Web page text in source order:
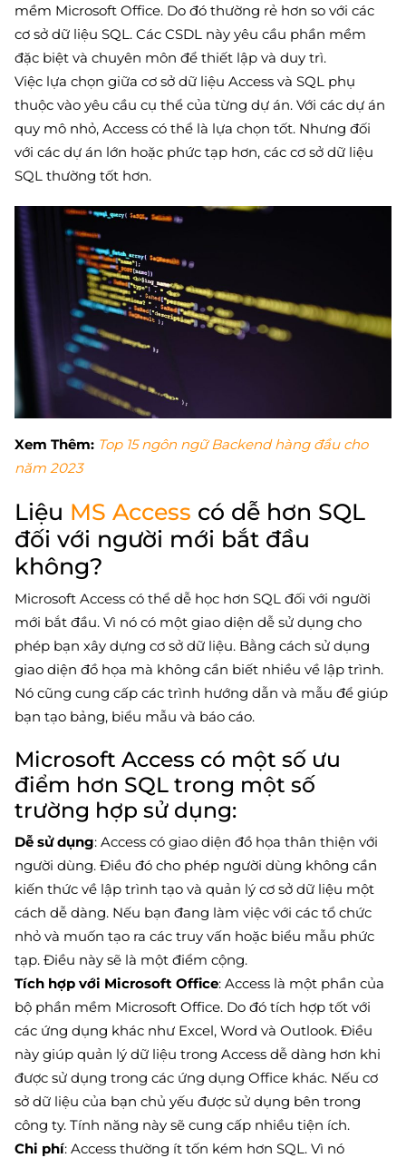
mềm Microsoft Office. Do đó thường rẻ hơn so với các
cơ sở dữ liệu SQL. Các CSDL này yêu cầu phần mềm
đặc biệt và chuyên môn để thiết lập và duy trì.
Việc lựa chọn giữa cơ sở dữ liệu Access và SQL phụ
thuộc vào yêu cầu cụ thể của từng dự án. Với các dự án
quy mô nhỏ, Access có thể là lựa chọn tốt. Nhưng đối
với các dự án lớn hoặc phức tạp hơn, các cơ sở dữ liệu
SQL thường tốt hơn.
Xem Thêm: Top 15 ngôn ngữ Backend hàng đầu cho
năm 2023
Liệu MS Access có dễ hơn SQL
đối với người mới bắt đầu
không?
Microsoft Access có thể dễ học hơn SQL đối với người
mới bắt đầu. Vì nó có một giao diện dễ sử dụng cho
phép bạn xây dựng cơ sở dữ liệu. Bằng cách sử dụng
giao diện đồ họa mà không cần biết nhiều về lập trình.
Nó cũng cung cấp các trình hướng dẫn và mẫu để giúp
bạn tạo bảng, biểu mẫu và báo cáo.
Microsoft Access có một số ưu
điểm hơn SQL trong một số
trường hợp sử dụng:
Dễ sử dụng: Access có giao diện đồ họa thân thiện với
người dùng. Điều đó cho phép người dùng không cần
kiến thức về lập trình tạo và quản lý cơ sở dữ liệu một
cách dễ dàng. Nếu bạn đang làm việc với các tổ chức
nhỏ và muốn tạo ra các truy vấn hoặc biểu mẫu phức
tạp. Điều này sẽ là một điểm cộng.
Tích hợp với Microsoft Office: Access là một phần của
bộ phần mềm Microsoft Office. Do đó tích hợp tốt với
các ứng dụng khác như Excel, Word và Outlook. Điều
này giúp quản lý dữ liệu trong Access dễ dàng hơn khi
được sử dụng trong các ứng dụng Office khác. Nếu cơ
sở dữ liệu của bạn chủ yếu được sử dụng bên trong
công ty. Tính năng này sẽ cung cấp nhiều tiện ích.
Chi phí: Access thường ít tốn kém hơn SQL. Vì nó